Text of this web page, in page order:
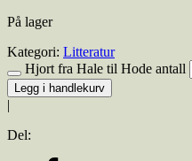
På lager
Kategori: Litteratur
Hjort fra Hale til Hode antall
Legg i handlekurv
|
Del: